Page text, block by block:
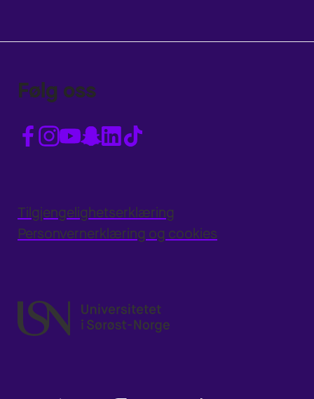
Følg oss
Tilgjengelighetserklæring
Personvernerklæring og cookies